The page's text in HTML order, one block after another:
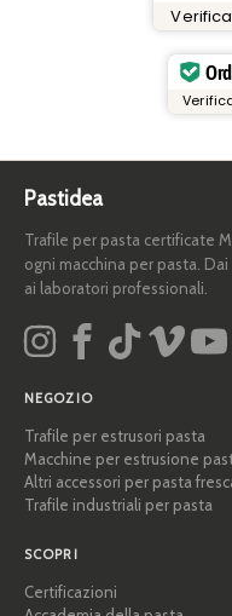
Pastidea
Trafile per pasta certificate
ogni macchina per pasta. Dai
ai laboratori professionali.
NEGOZIO
Trafile per estrusori pasta
Macchine per estrusione
Altri accessori per pasta
Trafile industriali per pasta
SCOPRI
Certificazioni